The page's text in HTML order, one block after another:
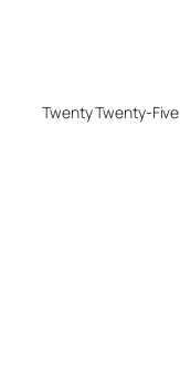
Twenty Twenty-Five